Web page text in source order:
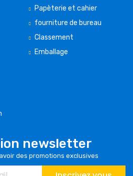
Papèterie et cahier
fourniture de bureau
Classement
Emballage
newsletter
des promotions exclusives